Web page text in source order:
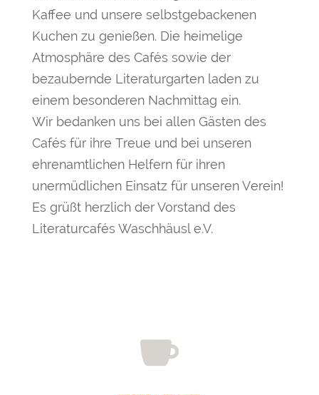
Kaffee und unsere selbstgebackenen
Kuchen zu genießen. Die heimelige
Atmosphäre des Cafés sowie der
bezaubernde Literaturgarten laden zu
einem besonderen Nachmittag ein.
Wir bedanken uns bei allen Gästen des
Cafés für ihre Treue und bei unseren
ehrenamtlichen Helfern für ihren
unermüdlichen Einsatz für unseren Verein!
Es grüßt herzlich der Vorstand des
Literaturcafés Waschhäusl e.V.
